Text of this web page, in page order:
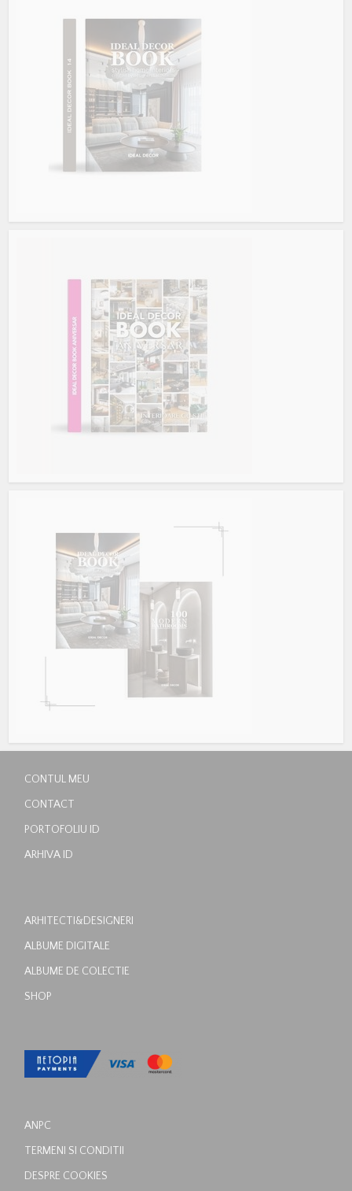
CONTUL MEU
CONTACT
PORTOFOLIU ID
ARHIVA ID
ARHITECTI&DESIGNERI
ALBUME DIGITALE
ALBUME DE COLECTIE
SHOP
ANPC
TERMENI SI CONDITII
DESPRE COOKIES